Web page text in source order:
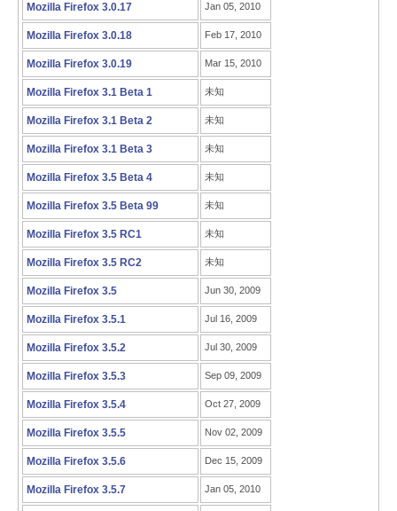
Mozilla Firefox 3.0.17 Jan 05, 2010
Mozilla Firefox 3.0.18 Feb 17, 2010
Mozilla Firefox 3.0.19 Mar 15, 2010
Mozilla Firefox 3.1 Beta 1 未知
Mozilla Firefox 3.1 Beta 2 未知
Mozilla Firefox 3.1 Beta 3 未知
Mozilla Firefox 3.5 Beta 4 未知
Mozilla Firefox 3.5 Beta 99 未知
Mozilla Firefox 3.5 RC1 未知
Mozilla Firefox 3.5 RC2 未知
Mozilla Firefox 3.5 Jun 30, 2009
Mozilla Firefox 3.5.1 Jul 16, 2009
Mozilla Firefox 3.5.2 Jul 30, 2009
Mozilla Firefox 3.5.3 Sep 09, 2009
Mozilla Firefox 3.5.4 Oct 27, 2009
Mozilla Firefox 3.5.5 Nov 02, 2009
Mozilla Firefox 3.5.6 Dec 15, 2009
Mozilla Firefox 3.5.7 Jan 05, 2010